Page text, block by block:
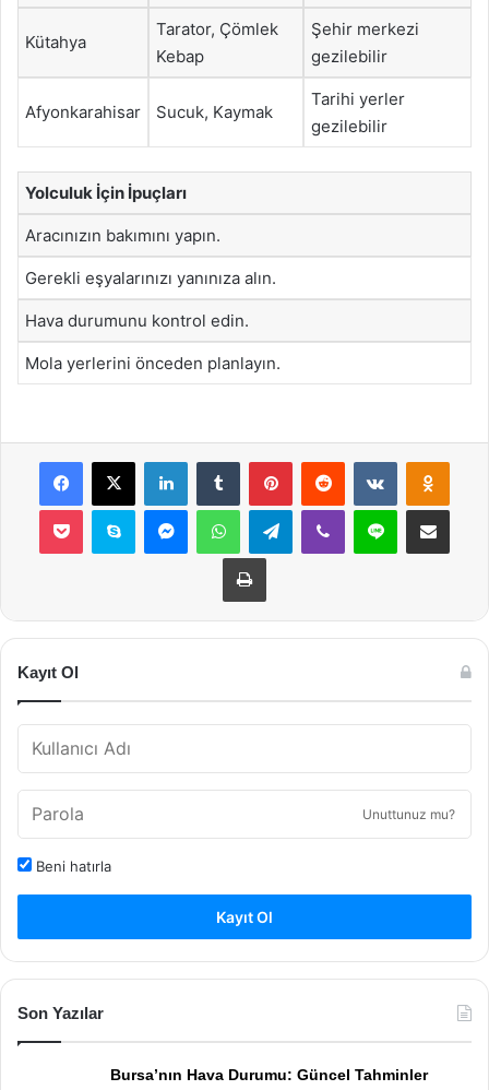
Kütahya
Tarator, Çömlek
Kebap
Şehir merkezi
gezilebilir
Afyonkarahisar Sucuk, Kaymak
Tarihi yerler
gezilebilir
Yolculuk İçin İpuçları
Aracınızın bakımını yapın.
Gerekli eşyalarınızı yanınıza alın.
Hava durumunu kontrol edin.
Mola yerlerini önceden planlayın.
Facebook
X LinkedInTumblr PinterestReddit VKontakte
Pocket Skype MessengerWhatsAppTelegramViber Line E-Posta ile
Yazdır
Kayıt Ol
Unuttunuz mu?
Beni hatırla
Kayıt Ol
Son Yazılar
Bursa’nın Hava Durumu: Güncel Tahminler